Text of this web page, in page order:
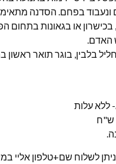
ונעבוד בפחם. הסדנה
בכישרון או בגאונות בתחום
האדם.
בלבין, בוגר תואר ראשון
ללא עלות
לשלוח שם+טלפון אליי